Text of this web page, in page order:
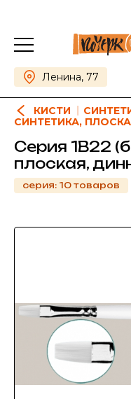
Ленина, 77
КИСТИ
СИНТЕТИКА,
Серия 1B22
плоская,
серия: 10 товаров